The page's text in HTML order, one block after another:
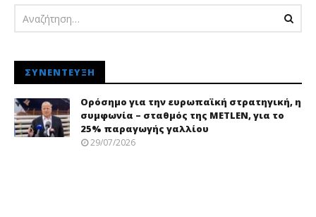
ΣΥΝΈΝΤΕΥΞΗ
Ορόσημο για την ευρωπαϊκή στρατηγική, η
συμφωνία – σταθμός της METLEN, για το
25% παραγωγής γαλλίου
29/07/2026